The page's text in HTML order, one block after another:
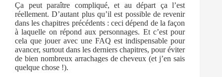
Ça peut paraître compliqué, et au départ ça l’est
réellement. D’autant plus qu’il est possible de revenir
dans les chapitres précédents : ceci dépend de la façon
à laquelle on répond aux personnages. Et c’est pour
cela que jouer avec une FAQ est indispensable pour
avancer, surtout dans les derniers chapitres, pour éviter
de bien nombreux arrachages de cheveux (et j’en sais
quelque chose !).